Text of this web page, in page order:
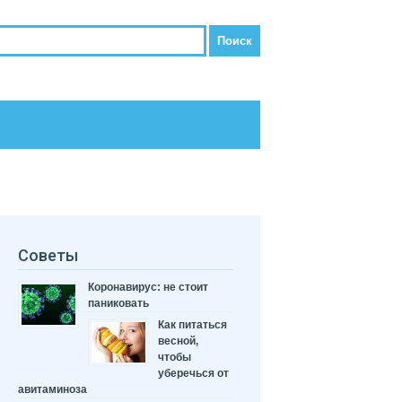
Советы
Коронавирус: не стоит
паниковать
Как питаться
весной,
чтобы
уберечься от
авитаминоза